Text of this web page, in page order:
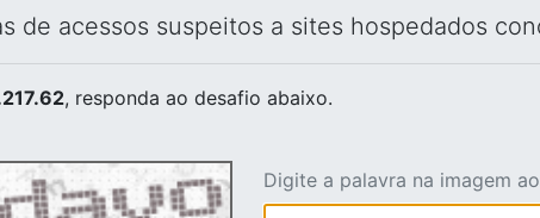
de acessos suspeitos a sites hospedados
, responda ao desafio abaixo.
Digite a palavra na imagem